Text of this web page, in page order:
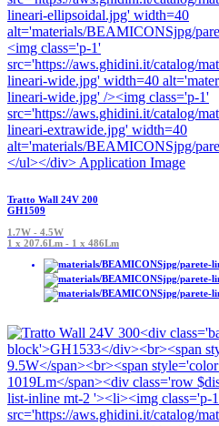
Tratto Wall 24V 200
GH1509
1.7W - 4.5W
1 x 207.6Lm - 1 x 486Lm